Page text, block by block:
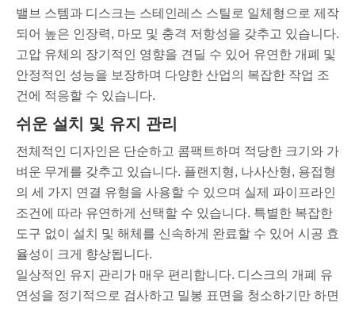
밸브 스템과 디스크는 스테인레스 스틸로 일체형으로 제작
되어 높은 인장력, 마모 및 충격 저항성을 갖추고 있습니다.
고압 유체의 장기적인 영향을 견딜 수 있어 유연한 개폐 및
안정적인 성능을 보장하며 다양한 산업의 복잡한 작업 조
건에 적응할 수 있습니다.
쉬운 설치 및 유지 관리
전체적인 디자인은 단순하고 콤팩트하며 적당한 크기와 가
벼운 무게를 갖추고 있습니다. 플랜지형, 나사산형, 용접형
의 세 가지 연결 유형을 사용할 수 있으며 실제 파이프라인
조건에 따라 유연하게 선택할 수 있습니다. 특별한 복잡한
도구 없이 설치 및 해체를 신속하게 완료할 수 있어 시공 효
율성이 크게 향상됩니다.
일상적인 유지 관리가 매우 편리합니다. 디스크의 개폐 유
연성을 정기적으로 검사하고 밀봉 표면을 청소하기만 하면